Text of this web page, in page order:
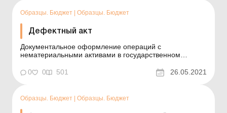
національний уніве...
Образцы. Бюджет Образцы. Бюджет
Дефектный акт
Документальное оформление операций с
нематериальными активами в государственном
ЗАТВЕРДЖУЮ Ректор Одеського національного
0 0 501 26.05.2021
Образцы. Бюджет Образцы. Бюджет